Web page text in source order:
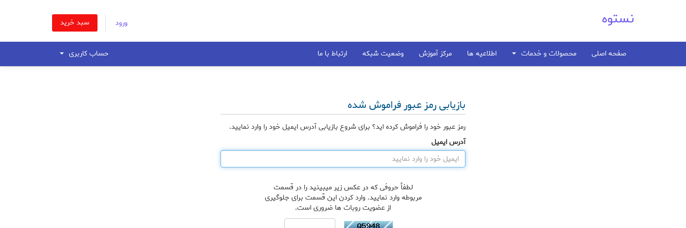
ورود سبد خرید نستوه
صفحه اصلی محصولات و خدمات اطلاعیه ها مرکز آموزش وضعیت شبکه ارتباط با ما حساب کاربری
بازیابی رمز عبور فراموش شده
رمز عبور خود را فراموش کرده اید؟ برای شروع بازیابی آدرس ایمیل خود را وارد نمایید.
آدرس ایمیل
لطفاً حروفی که در عکس زیر میبینید را در قسمت
مربوطه وارد نمایید. وارد کردن این قسمت برای جلوگیری
از عضویت روبات ها ضروری است.